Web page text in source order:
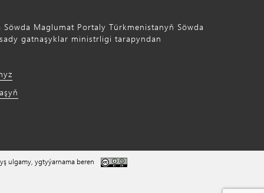
Maglumat Portaly Türkmenistanyň Söwda
gatnaşyklar ministrligi tarapyndan
ulgamy, ygtyýarnama beren